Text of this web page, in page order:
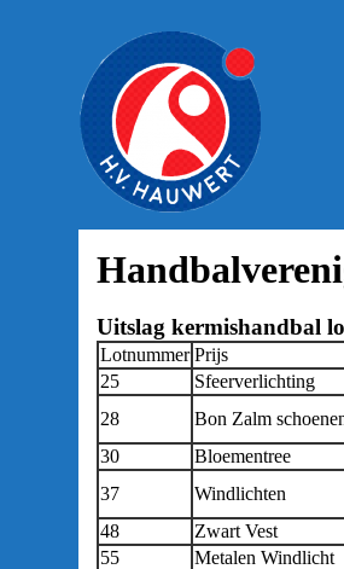
Uitslag kermishandbal
Lotnummer Prijs
25
Sfeerverlichting
28
Bon Zalm
30
Bloementree
37
Windlichten
48
Zwart Vest
55
Metalen Windlicht